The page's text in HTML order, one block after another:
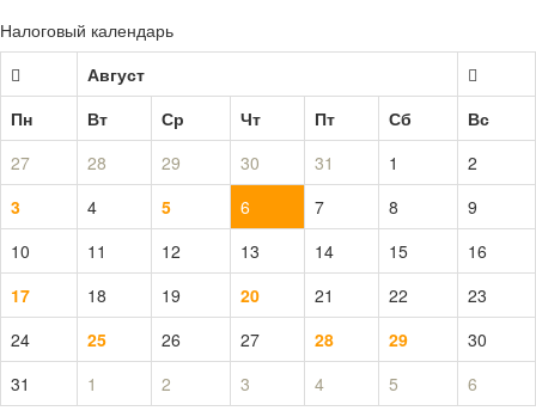
Налоговый календарь
Август
Пн
Вт Ср Чт Пт Сб
Вс
27
28 29 30 31 1
2
3
4 5 6 7 8
9
10
11 12 13 14 15
16
17
18 19 20 21 22
23
24
25 26 27 28 29
30
31
1 2 3 4 5 6